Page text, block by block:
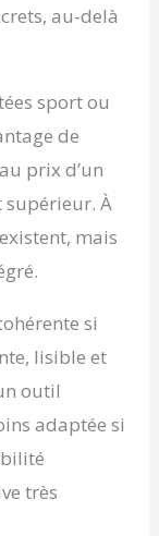
au-delà
sport ou
de
prix d’un
supérieur. À
mais
si
lisible et
outil
adaptée si
très